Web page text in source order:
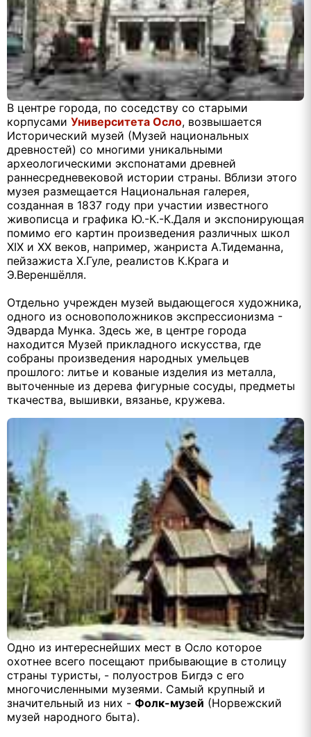
В центре города, по соседству со старыми
корпусами Университета Осло, возвышается
Исторический музей (Музей национальных
древностей) со многими уникальными
археологическими экспонатами древней
раннесредневековой истории страны. Вблизи этого
музея размещается Национальная галерея,
созданная в 1837 году при участии известного
живописца и графика Ю.-К.-К.Даля и экспонирующая
помимо его картин произведения различных школ
XIX и XX веков, например, жанриста А.Тидеманна,
пейзажиста X.Гуле, реалистов К.Крага и
Э.Вереншёлля.
Отдельно учрежден музей выдающегося художника,
одного из основоположников экспрессионизма -
Эдварда Мунка. Здесь же, в центре города
находится Музей прикладного искусства, где
собраны произведения народных умельцев
прошлого: литье и кованые изделия из металла,
выточенные из дерева фигурные сосуды, предметы
ткачества, вышивки, вязанье, кружева.
Одно из интереснейших мест в Осло которое
охотнее всего посещают прибывающие в столицу
страны туристы, - полуостров Бигдэ с его
многочисленными музеями. Самый крупный и
значительный из них - Фолк-музей (Норвежский
музей народного быта).